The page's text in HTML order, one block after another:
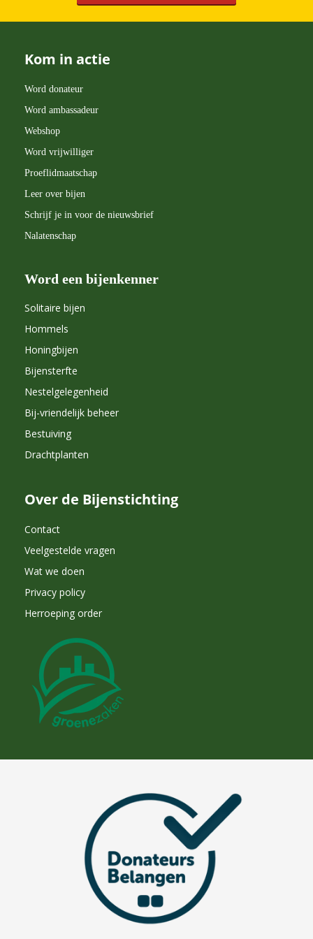
Kom in actie
Word donateur
Word ambassadeur
Webshop
Word vrijwilliger
Proeflidmaatschap
Leer over bijen
Schrijf je in voor de nieuwsbrief
Nalatenschap
Word een bijenkenner
Solitaire bijen
Hommels
Honingbijen
Bijensterfte
Nestelgelegenheid
Bij-vriendelijk beheer
Bestuiving
Drachtplanten
Over de Bijenstichting
Contact
Veelgestelde vragen
Wat we doen
Privacy policy
Herroeping order